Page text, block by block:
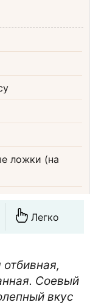
ложки (на
Легко
Соевый
вкус